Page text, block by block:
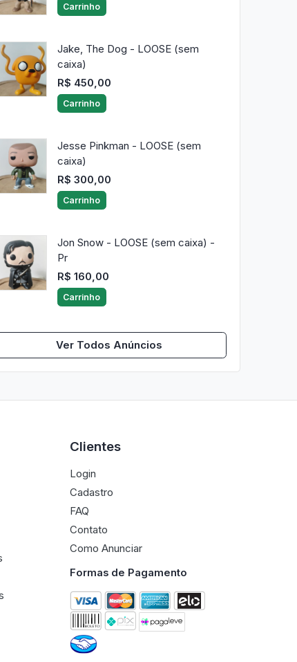
Carrinho
Jake, The Dog - LOOSE (sem
caixa)
R$ 450,00
Carrinho
Jesse Pinkman - LOOSE (sem
caixa)
R$ 300,00
Carrinho
Jon Snow - LOOSE (sem caixa) -
Pr
R$ 160,00
Carrinho
Ver Todos Anúncios
Clientes
Login
Cadastro
FAQ
Contato
Como Anunciar
Formas de Pagamento